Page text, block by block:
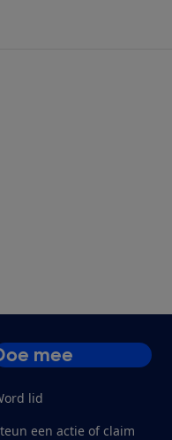
mee
lid
een actie of claim